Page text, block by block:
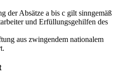
der Absätze a bis c gilt sinngemäß
und Erfüllungsgehilfen des
aus zwingendem nationalem